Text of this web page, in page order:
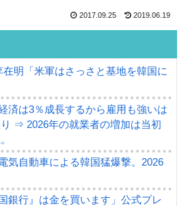
2017.09.25 2019.06.19
在明「米軍はさっさと基地を韓国に
経済は3％成長するから雇用も強いは
⇒ 2026年の就業者の増加は当初
気自動車による韓国猛爆撃。2026
国銀行』は金を買います」公式プレ